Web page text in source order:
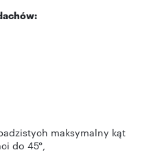
maksymalny kąt
do 45°,